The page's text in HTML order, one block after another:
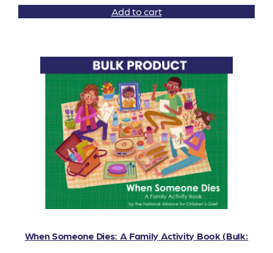
Add to cart
When Someone Dies: A Family Activity Book (Bulk: